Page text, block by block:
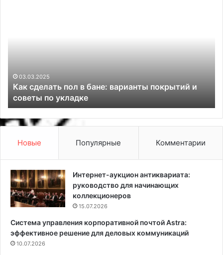
е
м
е
ы
х
в
и
д
в
н
а
04.03.2025
Топ-10 современных видов напольных покрытий
з
к
Новые Популярные Комментарии
Интернет-аукцион антиквариата:
руководство для начинающих
коллекционеров
15.07.2026
Система управления корпоративной почтой Astra:
эффективное решение для деловых коммуникаций
10.07.2026